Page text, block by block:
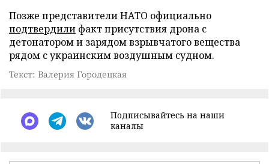
Позже представители НАТО официально
подтвердили факт присутствия дрона с
детонатором и зарядом взрывчатого вещества
рядом с украинским воздушным судном.
Текст: Валерия Городецкая
Подписывайтесь на наши
каналы